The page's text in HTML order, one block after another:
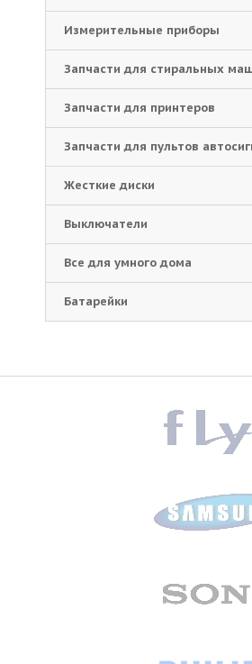
Измерительные приборы
Запчасти для стиральных
Запчасти для принтеров
Запчасти для пультов
Жесткие диски
Выключатели
Все для умного дома
Батарейки